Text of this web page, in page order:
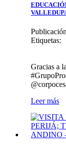
Etiquetas:
Gracias a
Leer más